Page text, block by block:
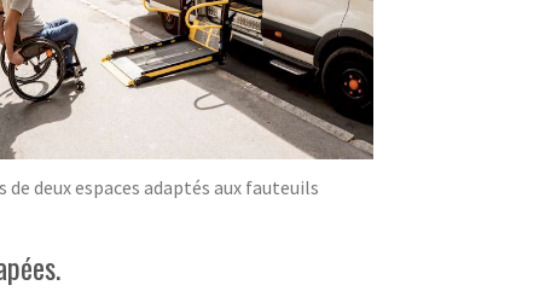
deux espaces adaptés aux fauteuils